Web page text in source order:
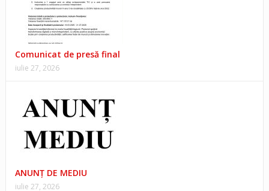
Comunicat de presă final
iulie 27, 2026
ANUNŢ DE MEDIU
iulie 27, 2026